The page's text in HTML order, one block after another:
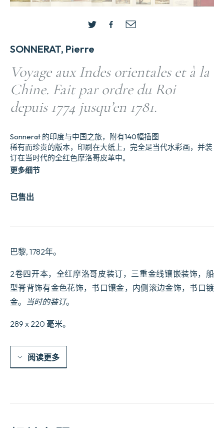
SONNERAT, Pierre
Voyage aux Indes orientales et à la
Chine. Fait par ordre du Roi
depuis 1774 jusqu’en 1781.
已售出
Sonnerat 的印度与中国之旅，附有140幅插图
稀有而珍贵的版本，印刷在大纸上，完全是当代水彩画，并装
订在当时代的全红色摩洛哥皮革中。
更多细节
巴黎, 1782年。
2卷四开本，全红摩洛哥皮装订，三重金线镶嵌装饰，船
型脊背饰有金色花饰，书口镶金，内侧滚边金饰，书口镀
金。 当时的装订。
289 x 220 毫米。
阅读更多